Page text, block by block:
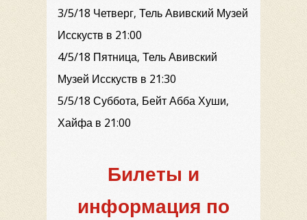
3/5/18 Четверг, Тель Авивский Музей
Исскуств в 21:00
4/5/18 Пятница, Тель Авивский
Музей Исскуств в 21:30
5/5/18 Суббота, Бейт Абба Хуши,
Хайфа в 21:00
Билеты и
информация по